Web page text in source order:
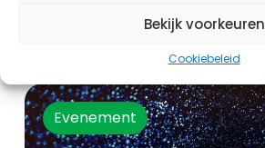
Bekijk voorkeuren
Cookiebeleid
19:00 uur - 20:00 uur
Evenement